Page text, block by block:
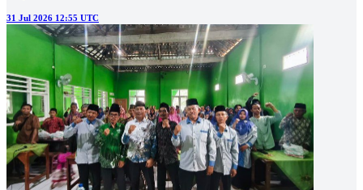
31 Jul 2026 12:55 UTC